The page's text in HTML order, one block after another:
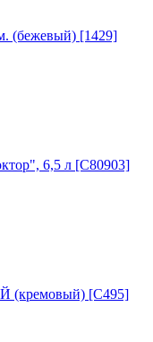
(бежевый) [1429]
6,5 л [C80903]
[C495]